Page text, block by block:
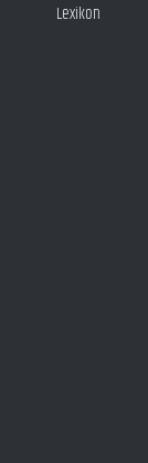
Lexikon